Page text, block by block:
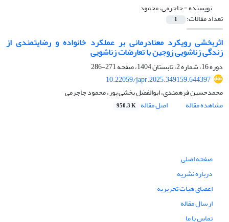
نویسنده =جاجرمی، محمود
تعداد مقالات: 1
اثربخشی رویکرد معنادرمانی بر عملکرد خانواده و رضایتمندی از
زندگی زناشویی زوجین با تعارضات زناشویی
دوره 16، شماره 2، تابستان 1404، صفحه
271-286
10.22059/japr.2025.349159.644397
محمدحسین فرهمندی، ابوالفضل بخشی پور، محمود جاجرمی
مشاهده مقاله
اصل مقاله 950.3 K
صفحه اصلی
درباره نشریه
اعضای هیات تحریریه
ارسال مقاله
تماس با ما